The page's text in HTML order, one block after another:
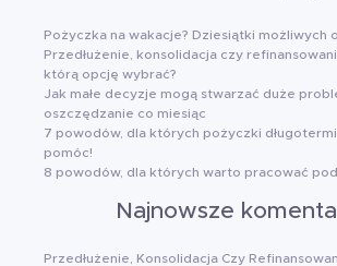
Pożyczka na wakacje? Dziesiątki możliwych
Przedłużenie, konsolidacja czy
którą opcję wybrać?
Jak małe decyzje mogą stwarzać duże
oszczędzanie co miesiąc
7 powodów, dla których pożyczki
pomóc!
8 powodów, dla których warto pracować
Najnowsze
Przedłużenie, Konsolidacja Czy